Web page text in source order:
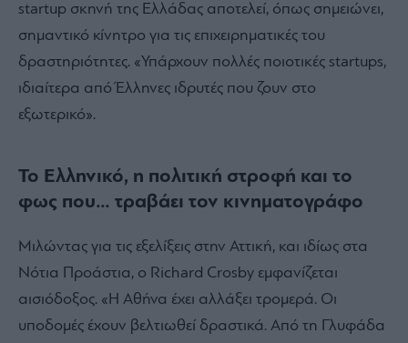
startup σκηνή της Ελλάδας αποτελεί, όπως σημειώνει,
σημαντικό κίνητρο για τις επιχειρηματικές του
δραστηριότητες. «Υπάρχουν πολλές ποιοτικές startups,
ιδιαίτερα από Έλληνες ιδρυτές που ζουν στο
εξωτερικό».
Το Ελληνικό, η πολιτική στροφή και το
φως που… τραβάει τον κινηματογράφο
Μιλώντας για τις εξελίξεις στην Αττική, και ιδίως στα
Νότια Προάστια, ο Richard Crosby εμφανίζεται
αισιόδοξος. «Η Αθήνα έχει αλλάξει τρομερά. Οι
υποδομές έχουν βελτιωθεί δραστικά. Από τη Γλυφάδα